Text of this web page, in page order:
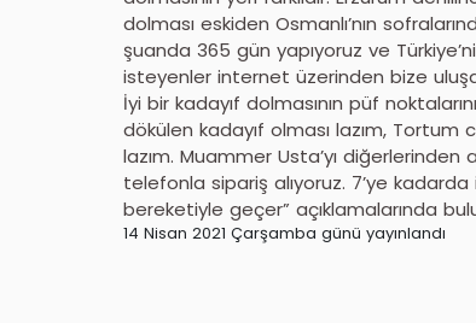
dolması eskiden Osmanlı’nın
şuanda 365 gün yapıyoruz ve
isteyenler internet üzerinden bize
İyi bir kadayıf dolmasının püf
dökülen kadayıf olması lazım, Tortum
lazım. Muammer Usta’yı
telefonla sipariş alıyoruz. 7’ye
bereketiyle geçer” açıklamalarında
14 Nisan 2021 Çarşamba günü yayınlandı